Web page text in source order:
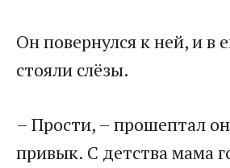
Он повернулся к ней, и в
стояли слёзы.
– Прости, – прошептал
привык. С детства мама